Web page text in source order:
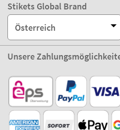
Stikets Global Brand
Österreich
Unsere